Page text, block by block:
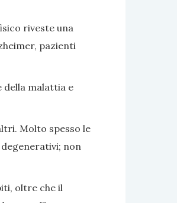
riveste una
pazienti
malattia e
Molto spesso le
non
oltre che il